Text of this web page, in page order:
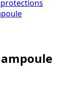
protections